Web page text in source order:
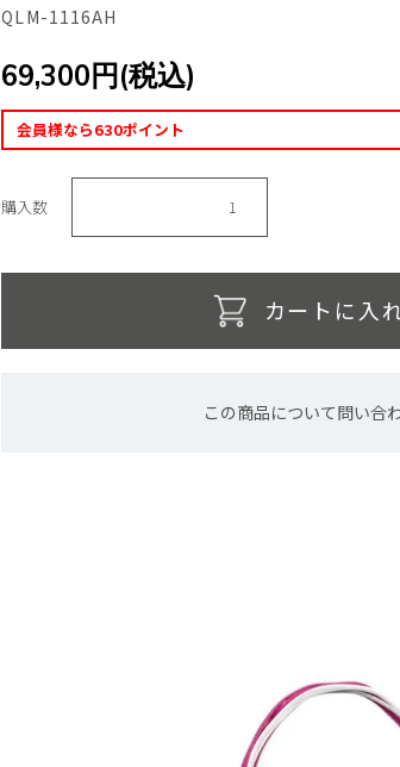
QLM-1116AH
69,300円(税込)
会員様なら630ポイント
購入数
カートに入
この商品について問い合